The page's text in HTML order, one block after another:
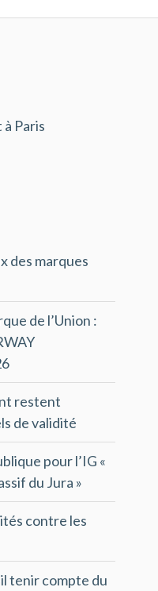
Paris
des marques
de l’Union :
restent
de validité
pour l’IG «
du Jura »
contre les
tenir compte du